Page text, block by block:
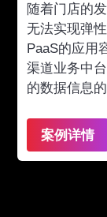
随着门店的
无法实现弹
PaaS的应用
渠道业务中
的数据信息
案例详情